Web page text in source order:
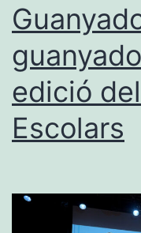
edició
Escolars